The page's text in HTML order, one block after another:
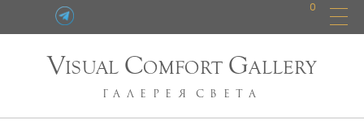
0
VISUAL COMFORT GALLERY
ГАЛЕРЕЯ СВЕТА